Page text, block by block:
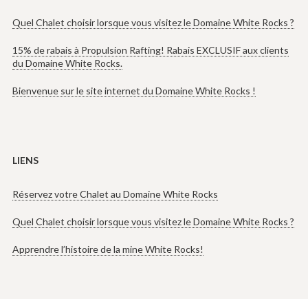
Quel Chalet choisir lorsque vous visitez le Domaine White Rocks ?
15% de rabais à Propulsion Rafting! Rabais EXCLUSIF aux clients
du Domaine White Rocks.
Bienvenue sur le site internet du Domaine White Rocks !
LIENS
Réservez votre Chalet au Domaine White Rocks
Quel Chalet choisir lorsque vous visitez le Domaine White Rocks ?
Apprendre l’histoire de la mine White Rocks!